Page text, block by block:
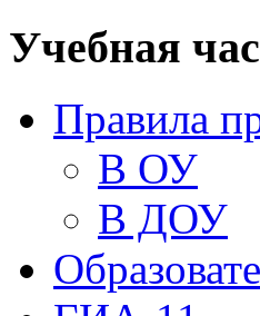
Учебная
Правила
В ОУ
В ДОУ